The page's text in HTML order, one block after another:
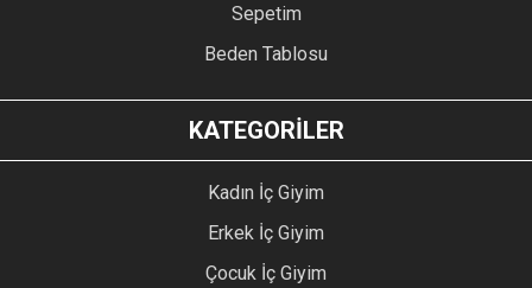
Sepetim
Beden Tablosu
KATEGORİLER
Kadın İç Giyim
Erkek İç Giyim
Çocuk İç Giyim